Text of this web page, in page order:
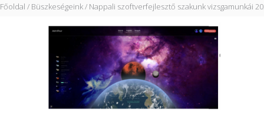
Főoldal Büszkeségeink Nappali szoftverfejlesztő szakunk vizsgamunkái